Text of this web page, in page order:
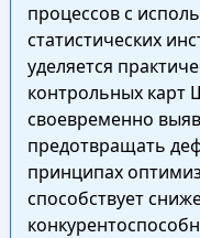
процессов с
статистических
уделяется
контрольных карт
своевременно
предотвращать
принципах
способствует